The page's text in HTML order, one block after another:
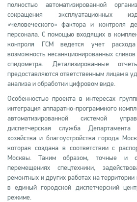
полностью автоматизированной
сокращения эксплуатационных
«человеческого» фактора и контроля
персонала. С помощью входящих в
контроля ГСМ ведется учет расхода
возможность несанкционированных
спидометра. Детализированные
предоставляются ответственным лицам в
анализа и обработки цифровом виде.
Особенностью проекта в интересах
интеграция аппаратно-программного
автоматизированной системой
диспетчерская служба Департамента
хозяйства и благоустройства города
которая создана в соответствии с
Москвы. Таким образом, точные и
перемещениях спецтехники,
ремонтных и других работах на
в единый городской диспетчерский
режиме.